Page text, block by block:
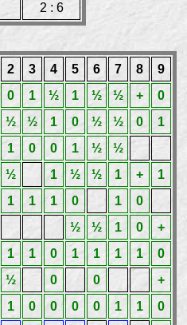
2 : 6
2 3 4 5 6 7 8
9
0 1 ½ 1 ½ ½ +
0
½ ½ 1 0 ½ ½ 0
1
1 0 0 1 ½
½
½ 1 ½ ½ 1 +
1
1 1 1 0 1
0
½ ½ 1 0
+
1 1 0 1 1 1 1
0
½ 0 0
+
1 0 0 0 0 1 1
0